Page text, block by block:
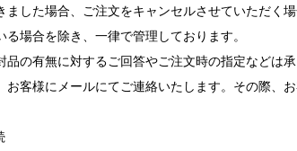
した場合、ご注文をキャンセルさせていただく
場合を除き、一律で管理しております。
の有無に対するご回答やご注文時の指定などは承
お客様にメールにてご連絡いたします。その際、